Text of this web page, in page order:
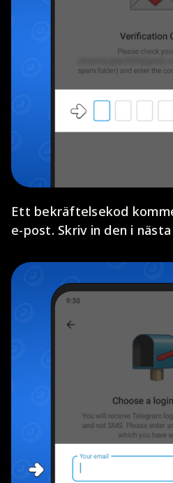
Ett bekräftelsekod
e-post. Skriv in den i